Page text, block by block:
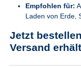
Empfohlen für:
Laden von Erde,
Jetzt
Versand